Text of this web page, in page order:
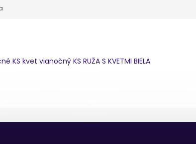
KS kvet vianočný KS RUŽA S KVETMI BIELA